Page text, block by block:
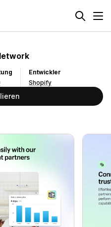
Entwickler
Shopify